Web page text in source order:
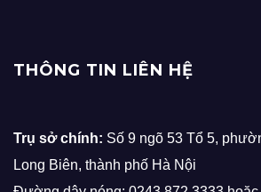
THÔNG TIN LIÊN HỆ
Trụ sở chính: Số 9 ngõ 53 Tổ 5,
Long Biên, thành phố Hà Nội